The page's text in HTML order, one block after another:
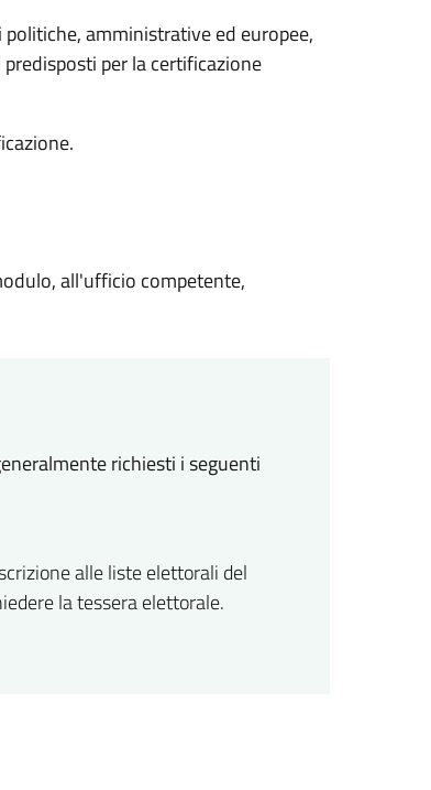
amministrative ed europee,
per la certificazione
all'ufficio competente,
richiesti i seguenti
alle liste elettorali del
la tessera elettorale.